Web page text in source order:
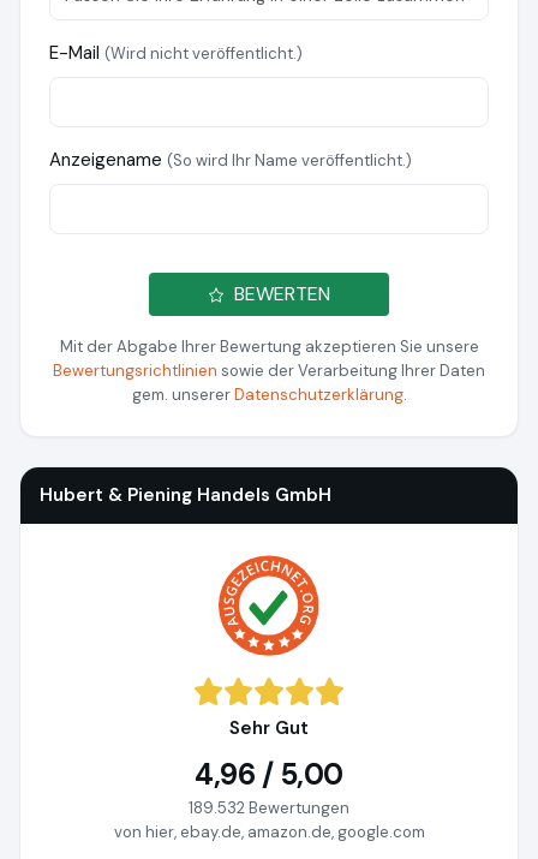
E-Mail (Wird nicht veröffentlicht.)
Anzeigename (So wird Ihr Name veröffentlicht.)
BEWERTEN
Mit der Abgabe Ihrer Bewertung akzeptieren Sie unsere
Bewertungsrichtlinien sowie der Verarbeitung Ihrer Daten
gem. unsererDatenschutzerklärung.
Hubert & Piening Handels GmbH
Sehr Gut
4,96 / 5,00
189.532 Bewertungen
von hier, ebay.de, amazon.de, google.com